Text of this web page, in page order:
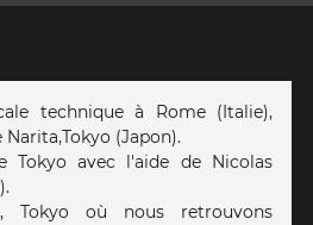
technique à Rome (Italie),
(Japon).
Tokyo avec l'aide de Nicolas
Tokyo où nous retrouvons